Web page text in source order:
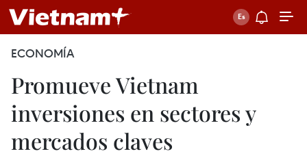
ECONOMÍA
Promueve Vietnam
inversiones en sectores y
mercados claves